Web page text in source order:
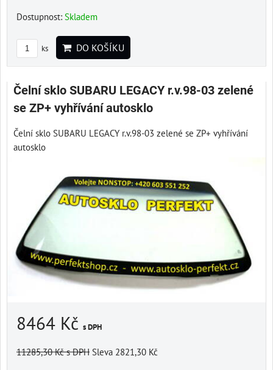
Dostupnost: Skladem
ks DO KOŠÍKU
Čelní sklo SUBARU LEGACY r.v.98-03 zelené
se ZP+ vyhřívání autosklo
Čelní sklo SUBARU LEGACY r.v.98-03 zelené se ZP+ vyhřívání
autosklo
8464 Kč s DPH
11285,30 Kčs DPH Sleva 2821,30 Kč